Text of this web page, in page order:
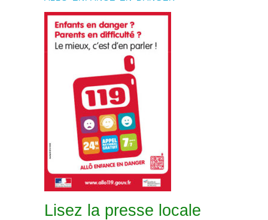
Lisez la presse locale